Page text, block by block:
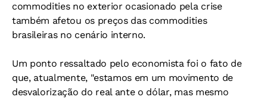
commodities no exterior ocasionado pela crise
também afetou os preços das commodities
brasileiras no cenário interno.
Um ponto ressaltado pelo economista foi o fato de
que, atualmente, "estamos em um movimento de
desvalorização do real ante o dólar, mas mesmo